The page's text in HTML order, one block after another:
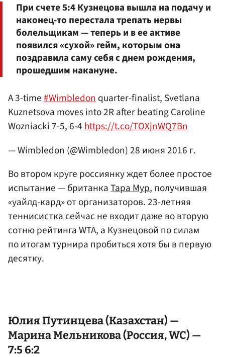
При счете 5:4 Кузнецова вышла на подачу и
наконец-то перестала трепать нервы
болельщикам — теперь и в ее активе
появился «сухой» гейм, которым она
поздравила саму себя с днем рождения,
прошедшим накануне.
A 3-time#Wimbledonquarter-finalist, Svetlana
Kuznetsova moves into 2R after beating Caroline
Wozniacki 7-5, 6-4https://t.co/TOXjnWQ7Bn
— Wimbledon (@Wimbledon)28 июня 2016 г.
Во втором круге россиянку ждет более простое
испытание — британкаТара Мур, получившая
«уайлд-кард» от организаторов. 23-летняя
теннисистка сейчас не входит даже во вторую
сотню рейтинга WTA, а Кузнецовой по силам
по итогам турнира пробиться хотя бы в первую
десятку.
Юлия Путинцева(Казахстан) —
МаринаМельникова(Россия, WC) —
7:5 6:2